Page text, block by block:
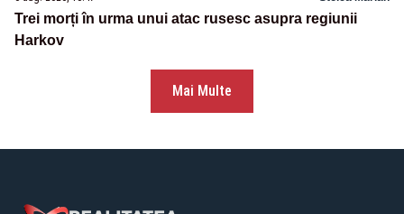
Trei morți în urma unui atac rusesc asupra regiunii
Harkov
Mai Multe